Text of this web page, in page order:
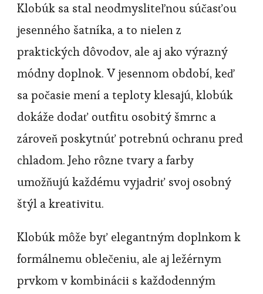
Klobúk sa stal neodmysliteľnou súčasťou
jesenného šatníka, a to nielen z
praktických dôvodov, ale aj ako výrazný
módny doplnok. V jesennom období, keď
sa počasie mení a teploty klesajú, klobúk
dokáže dodať outfitu osobitý šmrnc a
zároveň poskytnúť potrebnú ochranu pred
chladom. Jeho rôzne tvary a farby
umožňujú každému vyjadriť svoj osobný
štýl a kreativitu.
Klobúk môže byť elegantným doplnkom k
formálnemu oblečeniu, ale aj ležérnym
prvkom v kombinácii s každodenným